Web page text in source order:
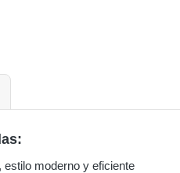
estilo moderno y eficiente